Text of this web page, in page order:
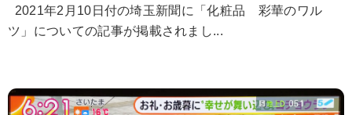
2021年2月10日付の埼玉新聞に「化粧品 彩華のワル
ツ」についての記事が掲載されまし...